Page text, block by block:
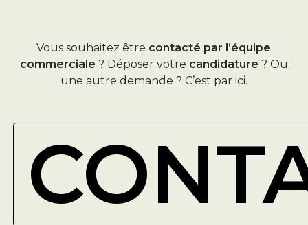
Vous souhaitez être contacté par l’équipe
commerciale ? Déposer votre candidature ? Ou
une autre demande ? C’est par ici.